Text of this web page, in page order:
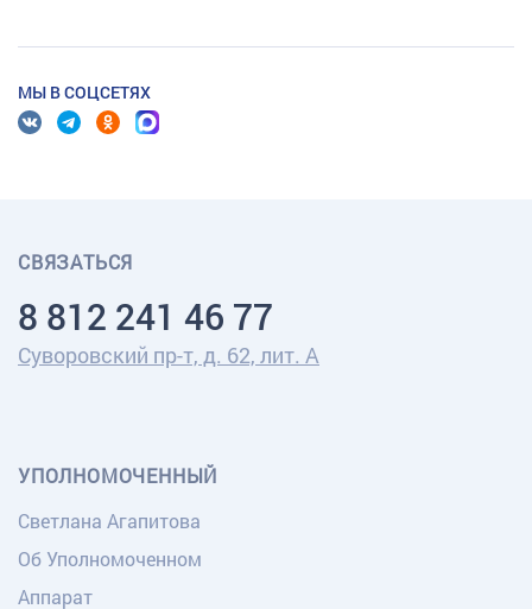
МЫ В СОЦСЕТЯХ
СВЯЗАТЬСЯ
8 812 241 46 77
Суворовский пр-т, д. 62, лит. А
УПОЛНОМОЧЕННЫЙ
Светлана Агапитова
Об Уполномоченном
Аппарат